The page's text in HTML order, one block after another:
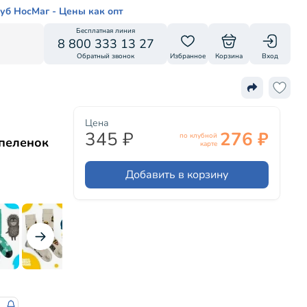
НосМаг - Цены как опт
Бесплатная линия
8 800 333 13 27
Обратный звонок Избранное Корзина Вход
Цена
345 ₽
по клубной
карте 276 ₽
Добавить в корзину